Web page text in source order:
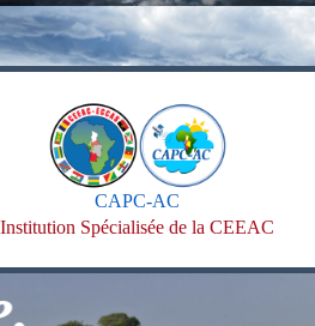
Passer
au
contenu
CAPC-AC
Institution Spécialisée de la CEEAC